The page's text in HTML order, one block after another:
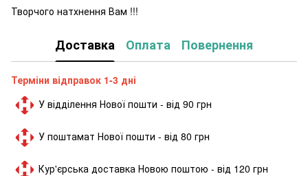
Творчого натхнення Вам !!!
Доставка Оплата Повернення
Терміни відправок 1-3 дні
У відділення Нової пошти - від 90 грн
У поштамат Нової пошти - від 80 грн
Кур'єрська доставка Новою поштою - від 120 грн